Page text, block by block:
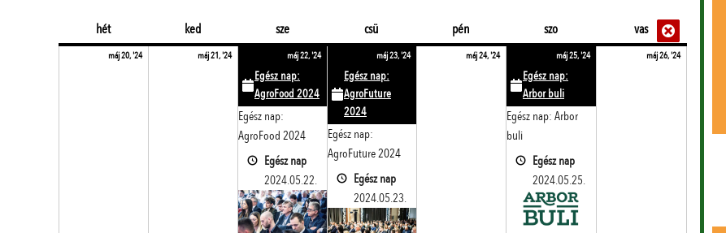
héthétfő kedkedd szeszerda csü pén szoszombat vasvasárnap
máj 20, '242024.05.20. máj 21, '242024.05.21. máj 22, '242024.05.22.
(1
event)
Egész nap:
AgroFood 2024
Egész nap:
AgroFood 2024
Egész nap
2024.05.22.
máj 23, '242024.05.23.
(1
Egész nap:
AgroFuture
2024
Egész nap:
AgroFuture 2024
Egész nap
2024.05.23.
máj 24, '242024.05.24. máj 25, '242024.05.25.
(1
Egész nap:
Arbor buli
Egész nap: Arbor
buli
Egész nap
2024.05.25.
máj 26, '242024.05.26.